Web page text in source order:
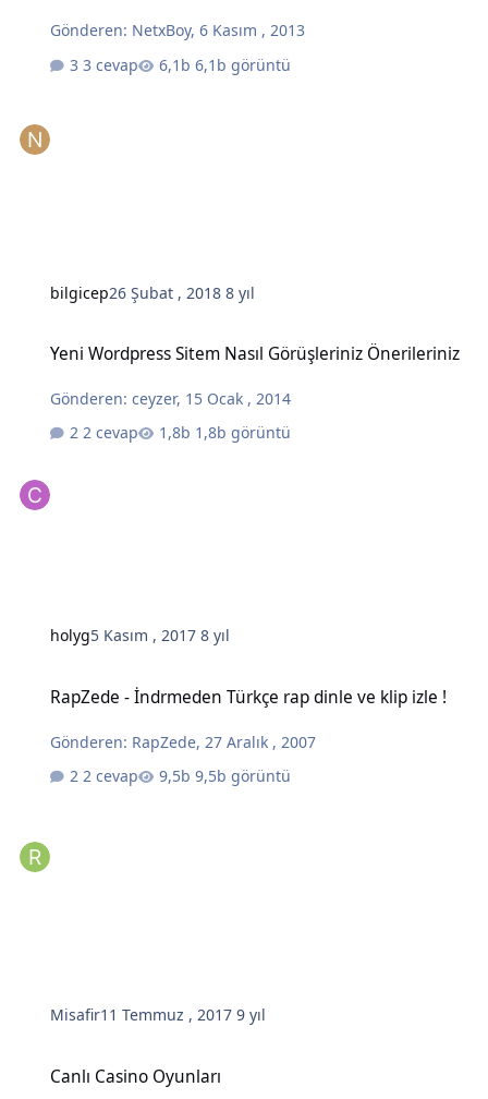
Gönderen: NetxBoy,6 Kasım , 2013
3 cevap
6,1b görüntü
bilgicep26 Şubat , 20188 yıl
Yeni Wordpress Sitem Nasıl Görüşleriniz Önerileriniz
Gönderen:ceyzer, 15 Ocak , 2014
2 cevap
1,8b görüntü
holyg5 Kasım , 20178 yıl
RapZede - İndrmeden Türkçe rap dinle ve klip izle !
Gönderen: RapZede, 27 Aralık , 2007
2 cevap
9,5b görüntü
Misafir11 Temmuz , 20179 yıl
Canlı Casino Oyunları